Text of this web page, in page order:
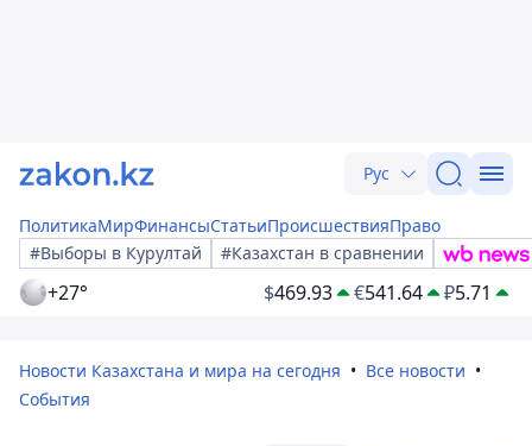
Рус
ПолитикаМирФинансыСтатьиПроисшествияПраво
#Выборы в Курултай
#Казахстан в сравнении
+27° $469.93 €541.64 ₽5.71
Новости Казахстана и мира на сегодня
Все новости
События